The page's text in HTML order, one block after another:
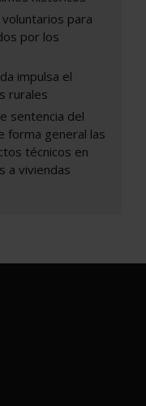
para
por los
impulsa el
rurales
sentencia del
forma general las
técnicos en
a viviendas